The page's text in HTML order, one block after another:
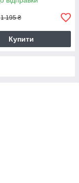
1 195 ₴
Купити